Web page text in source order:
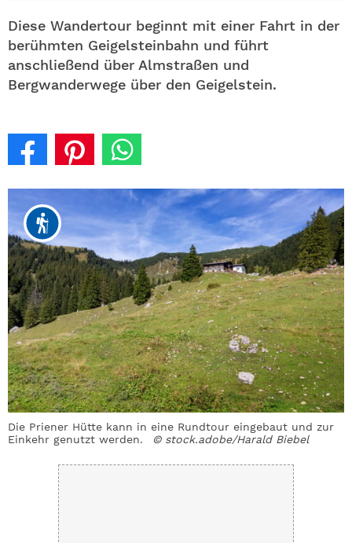
Diese Wandertour beginnt mit einer Fahrt in der
berühmten Geigelsteinbahn und führt
anschließend über Almstraßen und
Bergwanderwege über den Geigelstein.
Die Priener Hütte kann in eine Rundtour eingebaut und zur
Einkehr genutzt werden.
© stock.adobe/Harald Biebel